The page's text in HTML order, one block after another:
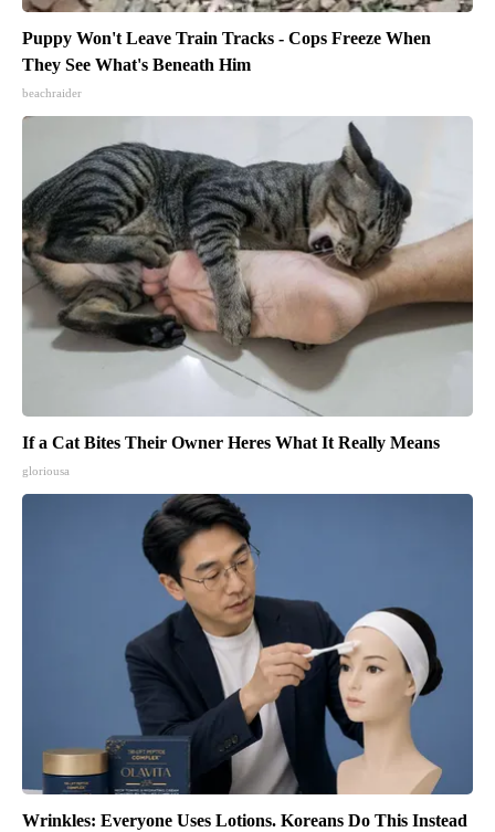
Puppy Won't Leave Train Tracks - Cops Freeze When
They See What's Beneath Him
beachraider
If a Cat Bites Their Owner Heres What It Really Means
gloriousa
Wrinkles: Everyone Uses Lotions. Koreans Do This Instead